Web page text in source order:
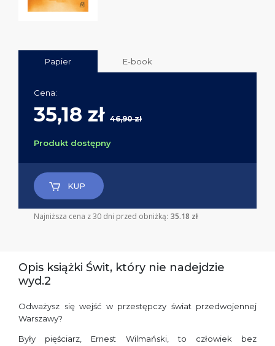
Papier E-book
Cena:
35,18 zł 46,90 zł
Produkt dostępny
KUP
Najniższa cena z 30 dni przed obniżką: 35.18 zł
Opis książki Świt, który nie nadejdzie
wyd.2
Odważysz się wejść w przestępczy świat przedwojennej
Warszawy?
Były pięściarz, Ernest Wilmański, to człowiek bez